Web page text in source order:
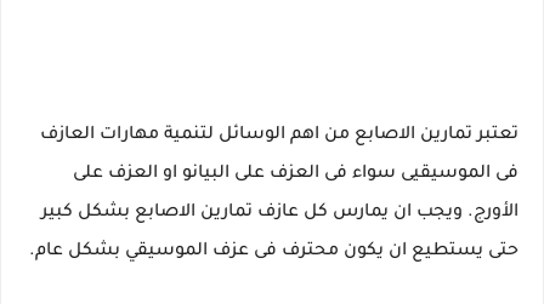
تعتبر تمارين الاصابع من اهم الوسائل لتنمية مهارات العازف
فى الموسيقيى سواء فى العزف على البيانو او العزف على
الأورج. ويجب ان يمارس كل عازف تمارين الاصابع بشكل كبير
حتى يستطيع ان يكون محترف فى عزف الموسيقي بشكل عام.